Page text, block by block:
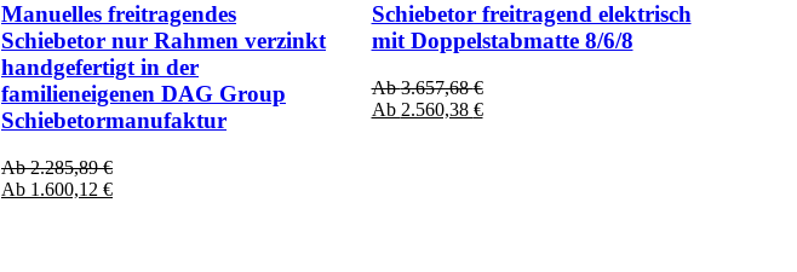
Manuelles freitragendes
Schiebetor nur Rahmen verzinkt
handgefertigt in der
familieneigenen DAG Group
Schiebetormanufaktur
Ab2.285,89€
Ab 1.600,12 €
Schiebetor freitragend elektrisch
mit Doppelstabmatte 8/6/8
Ab3.657,68€
Ab 2.560,38 €